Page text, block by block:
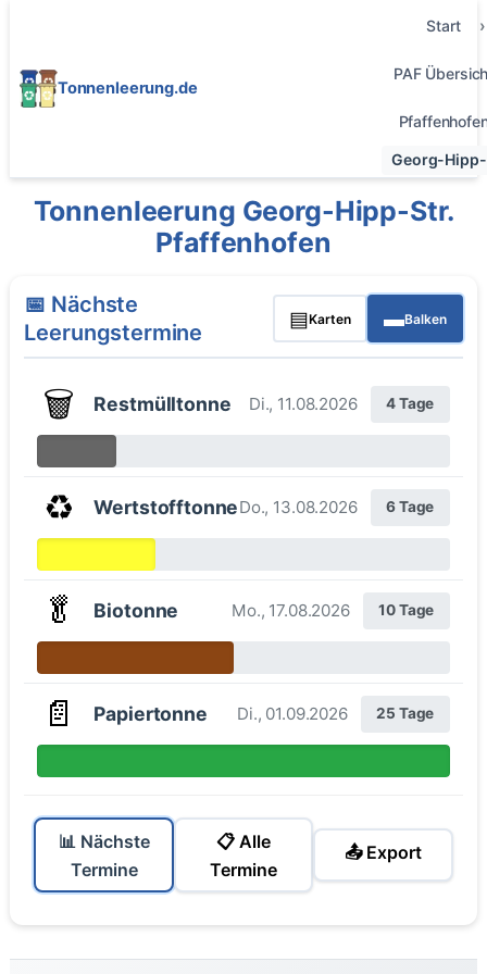
Tonnenleerung.de
Start
PAF
Georg-
Tonnenleerung Georg-Hipp-Str.
Pfaffenhofen
📅 Nächste
Leerungstermine
▤Karten ▬Balken
🗑️ Restmülltonne Di., 11.08.2026 4 Tage
♻️ WertstofftonneDo., 13.08.2026 6 Tage
🥬 Biotonne Mo., 17.08.2026 10 Tage
📄 Papiertonne Di., 01.09.2026 25 Tage
📊 Nächste
Termine
📋 Alle
Termine
📤 Export